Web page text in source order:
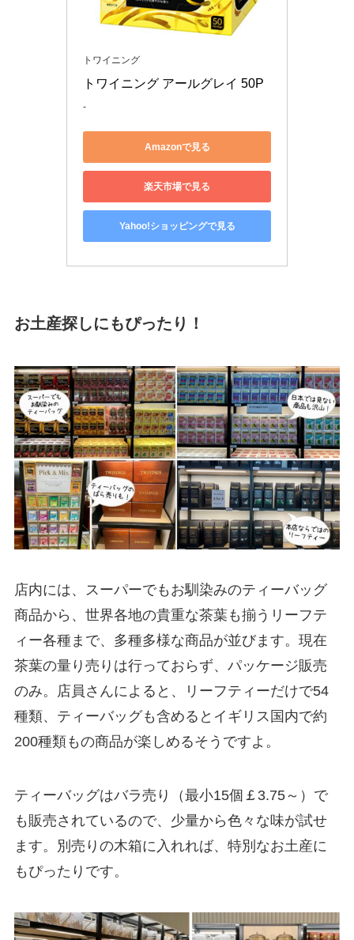
トワイニング
トワイニング アールグレイ 50P
-
Amazonで見る
楽天市場で見る
Yahoo!ショッピングで見る
お土産探しにもぴったり！
店内には、スーパーでもお馴染みのティーバッグ
商品から、世界各地の貴重な茶葉も揃うリーフテ
ィー各種まで、多種多様な商品が並びます。現在
茶葉の量り売りは行っておらず、パッケージ販売
のみ。店員さんによると、リーフティーだけで54
種類、ティーバッグも含めるとイギリス国内で約
200種類もの商品が楽しめるそうですよ。
ティーバッグはバラ売り（最小15個￡3.75～）で
も販売されているので、少量から色々な味が試せ
ます。別売りの木箱に入れれば、特別なお土産に
もぴったりです。